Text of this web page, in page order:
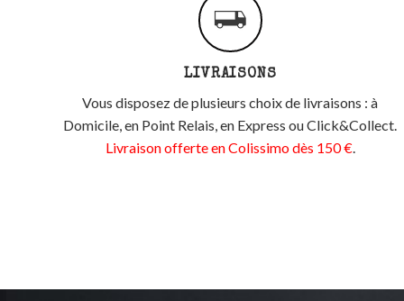
LIVRAISONS
Vous disposez de plusieurs choix de livraisons : à
Domicile, en Point Relais, en Express ou Click&Collect.
Livraison offerte en Colissimo dès 150 €.